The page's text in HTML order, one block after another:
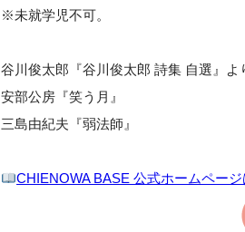
※未就学児不可。
谷川俊太郎『谷川俊太郎 詩集 自選』よ
安部公房『笑う月』
三島由紀夫『弱法師』
CHIENOWA BASE 公式ホームページ